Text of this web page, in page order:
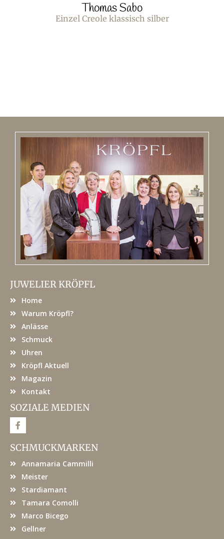
Thomas Sabo
Einzel Creole klassisch silber
JUWELIER KRÖPFL
Home
Warum Kröpfl?
Anlässe
Schmuck
Uhren
Kröpfl Aktuell
Magazin
Kontakt
SOZIALE MEDIEN
F
a
e
b
o
SCHMUCKMARKEN
Annamaria Cammilli
Meister
Stardiamant
Tamara Comolli
Marco Bicego
Gellner